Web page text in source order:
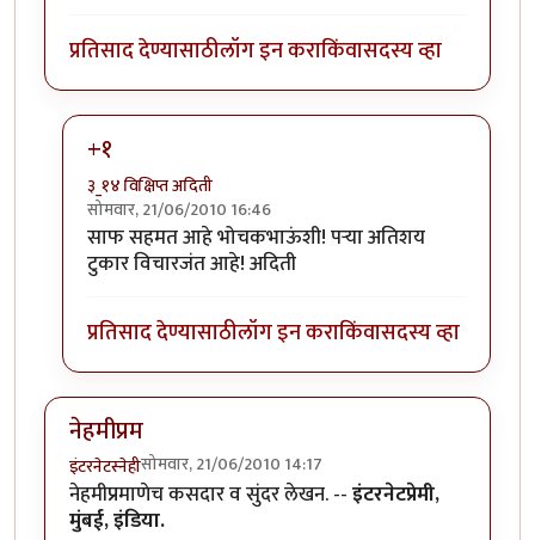
प्रतिसाद देण्यासाठीलॉग इन कराकिंवासदस्य व्हा
+१
३_१४ विक्षिप्त अदिती
सोमवार, 21/06/2010 16:46
In reply toपरा, हा एकbyभोचक
साफ सहमत आहे भोचकभाऊंशी! पर्‍या अतिशय
टुकार विचारजंत आहे! अदिती
प्रतिसाद देण्यासाठीलॉग इन कराकिंवासदस्य व्हा
नेहमीप्रम
इंटरनेटस्नेहीसोमवार, 21/06/2010 14:17
नेहमीप्रमाणेच कसदार व सुंदर लेखन. --इंटरनेटप्रेमी,
मुंबई, इंडिया.